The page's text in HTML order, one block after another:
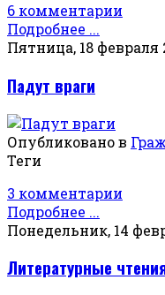
6 комментарии
Подробнее ...
Пятница, 18 февраля
Падут враги
Опубликовано в
Теги
3 комментарии
Подробнее ...
Понедельник, 14
Литературные